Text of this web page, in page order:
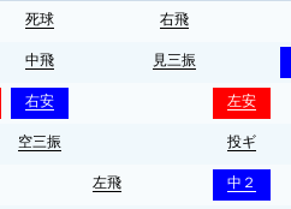
死球 右飛
中飛 見三振
右安 左安
空三振 投ギ
左飛 中２